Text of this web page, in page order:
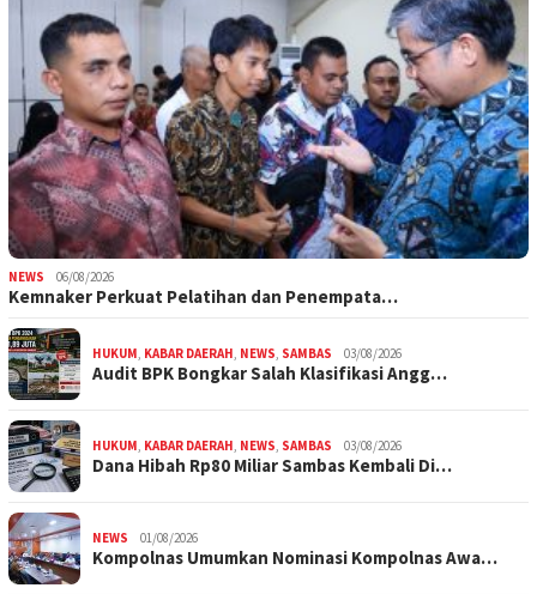
NEWS 06/08/2026
Kemnaker Perkuat Pelatihan dan Penempata…
HUKUM, KABAR DAERAH, NEWS, SAMBAS 03/08/2026
Audit BPK Bongkar Salah Klasifikasi Angg…
HUKUM, KABAR DAERAH, NEWS, SAMBAS 03/08/2026
Dana Hibah Rp80 Miliar Sambas Kembali Di…
NEWS 01/08/2026
Kompolnas Umumkan Nominasi Kompolnas Awa…